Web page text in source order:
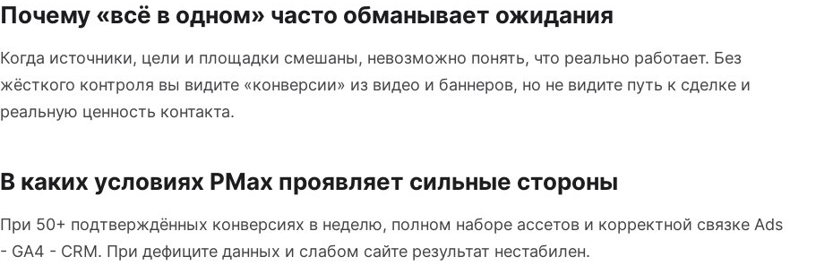
Почему «всё в одном» часто обманывает ожидания
Когда источники, цели и площадки смешаны, невозможно понять, что реально работает. Без
жёсткого контроля вы видите «конверсии» из видео и баннеров, но не видите путь к сделке и
реальную ценность контакта.
В каких условиях PMax проявляет сильные стороны
При 50+ подтверждённых конверсиях в неделю, полном наборе ассетов и корректной связке Ads
- GA4 - CRM. При дефиците данных и слабом сайте результат нестабилен.